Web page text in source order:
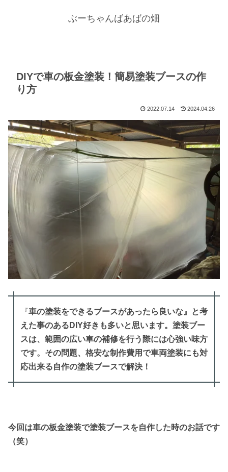
ぶーちゃんばあばの畑
DIYで車の板金塗装！簡易塗装ブースの作
り方
2022.07.14 2024.04.26
『車の塗装をできるブースがあったら良いな』と考
えた事のあるDIY好きも多いと思います。塗装ブー
スは、範囲の広い車の補修を行う際には心強い味方
です。その問題、格安な制作費用で車両塗装にも対
応出来る自作の塗装ブースで解決！
今回は車の板金塗装で塗装ブースを自作した時のお話です
（笑）